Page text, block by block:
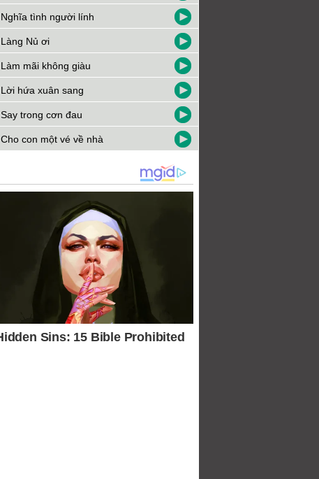
Nghĩa tình người lính
Làng Nủ ơi
Làm mãi không giàu
Lời hứa xuân sang
Say trong cơn đau
Cho con một vé về nhà